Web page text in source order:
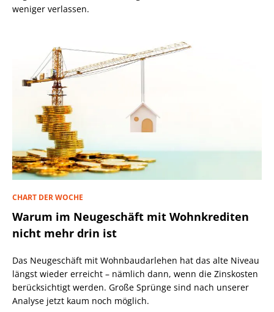
weniger verlassen.
CHART DER WOCHE
Warum im Neugeschäft mit Wohnkrediten
nicht mehr drin ist
Das Neugeschäft mit Wohnbaudarlehen hat das alte Niveau
längst wieder erreicht – nämlich dann, wenn die Zinskosten
berücksichtigt werden. Große Sprünge sind nach unserer
Analyse jetzt kaum noch möglich.